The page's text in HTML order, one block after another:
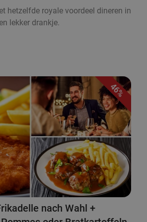
hetzelfde royale voordeel dineren in
lekker drankje.
46%
nach Wahl +